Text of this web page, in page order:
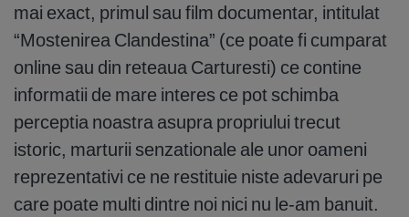
mai exact, primul sau film documentar, intitulat
“Mostenirea Clandestina” (ce poate fi cumparat
online sau din reteaua Carturesti) ce contine
informatii de mare interes ce pot schimba
perceptia noastra asupra propriului trecut
istoric, marturii senzationale ale unor oameni
reprezentativi ce ne restituie niste adevaruri pe
care poate multi dintre noi nici nu le-am banuit.